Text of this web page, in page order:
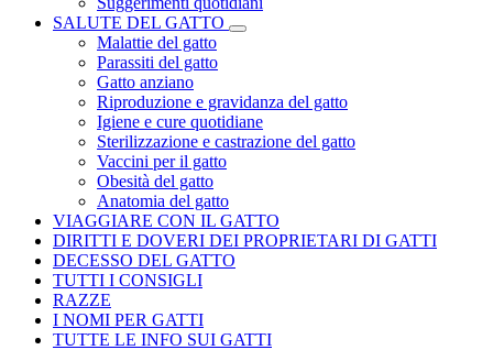
SALUTE DEL GATTO
Malattie del gatto
Parassiti del gatto
Gatto anziano
Riproduzione e gravidanza del gatto
Igiene e cure quotidiane
Sterilizzazione e castrazione del gatto
Vaccini per il gatto
Obesità del gatto
Anatomia del gatto
VIAGGIARE CON IL GATTO
DIRITTI E DOVERI DEI PROPRIETARI DI GATTI
DECESSO DEL GATTO
TUTTI I CONSIGLI
RAZZE
I NOMI PER GATTI
TUTTE LE INFO SUI GATTI